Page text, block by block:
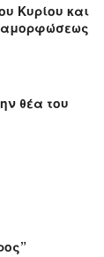
Κυρίου και
θέα του